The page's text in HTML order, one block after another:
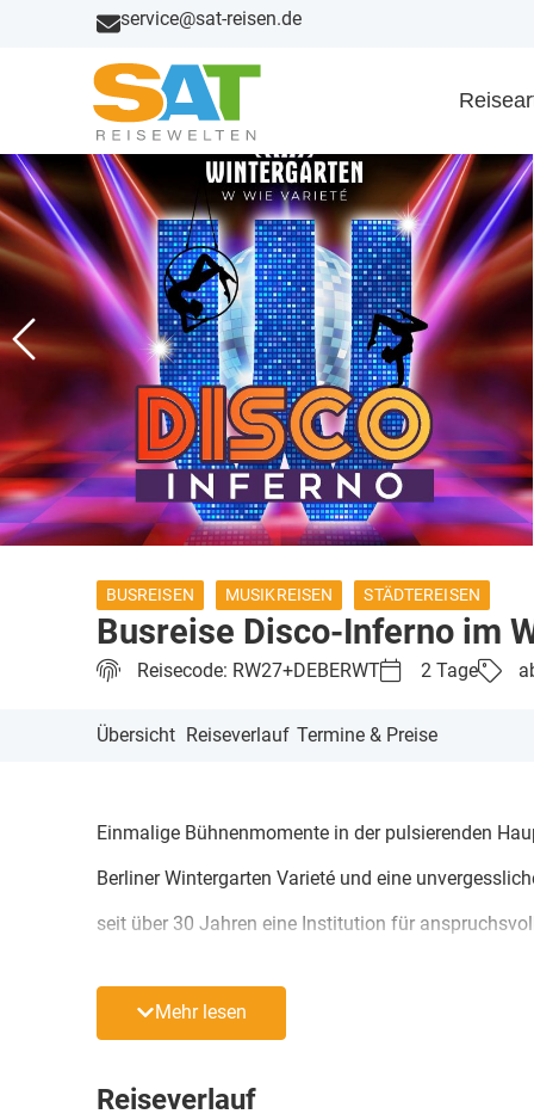
service@sat-reisen.de
BUSREISEN MUSIKREISEN STÄDTEREISEN
Busreise Disco-Inferno im
Reisecode: RW27+DEBERWT 2 Tage
Übersicht Reiseverlauf Termine & Preise
Einmalige Bühnenmomente in der pulsierenden
Berliner Wintergarten Varieté und eine
seit über 30 Jahren eine Institution für
Akrobatik über mitreißende Musik und verblüffende
Energie begeistern wird. Ergänzt wird dieses
Mehr lesen
Reiseverlauf